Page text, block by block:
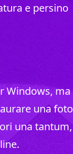
e persino
Windows, ma
una foto
una tantum,